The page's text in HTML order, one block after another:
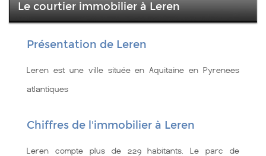
Le courtier immobilier à Leren
Présentation de Leren
Leren est une ville située en Aquitaine en Pyrenees
atlantiques
Chiffres de l'immobilier à Leren
Leren compte plus de 229 habitants. Le parc de